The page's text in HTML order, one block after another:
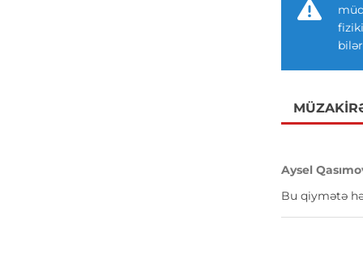
Aysel
Bu qiymətə